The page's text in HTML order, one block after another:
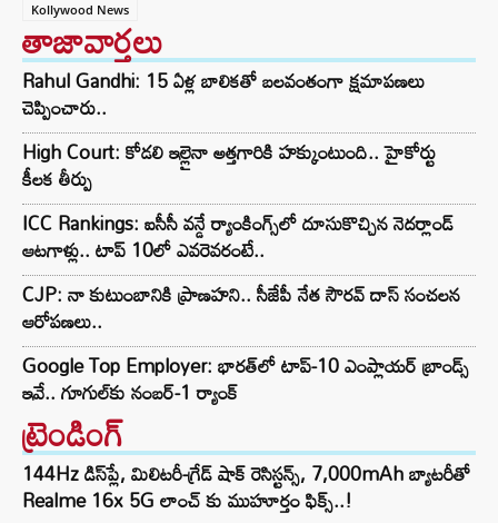
Kollywood News
తాజావార్తలు
Rahul Gandhi: 15 ఏళ్ల బాలికతో బలవంతంగా క్షమాపణలు
చెప్పించారు..
High Court: కోడలి ఇల్లైనా అత్తగారికి హక్కుంటుంది.. హైకోర్టు
కీలక తీర్పు
ICC Rankings: ఐసీసీ వన్డే ర్యాంకింగ్స్‌లో దూసుకొచ్చిన నెదర్లాండ్
ఆటగాళ్లు.. టాప్ 10లో ఎవరెవరంటే..
CJP: నా కుటుంబానికి ప్రాణహని.. సీజేపీ నేత సౌరవ్ దాస్ సంచలన
ఆరోపణలు..
Google Top Employer: భారత్‌లో టాప్-10 ఎంప్లాయర్ బ్రాండ్స్
ఇవే.. గూగుల్‌కు నంబర్-1 ర్యాంక్
ట్రెండింగ్‌
144Hz డిస్‌ప్లే, మిలిటరీ-గ్రేడ్ షాక్ రెసిస్టన్స్, 7,000mAh బ్యాటరీతో
Realme 16x 5G లాంచ్ కు ముహూర్తం ఫిక్స్..!